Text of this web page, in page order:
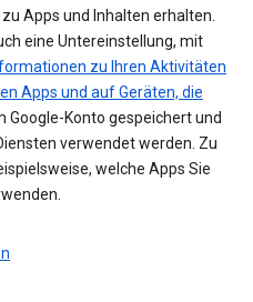
Apps und Inhalten erhalten.
eine Untereinstellung, mit
zu Ihren Aktivitäten
Apps und auf Geräten, die
Google-Konto gespeichert und
verwendet werden. Zu
welche Apps Sie